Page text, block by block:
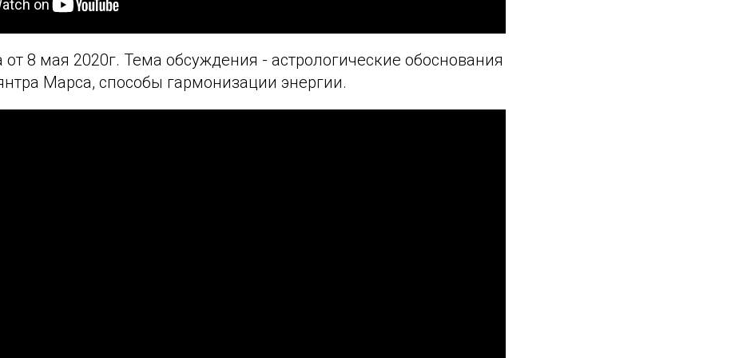
8 мая 2020г. Тема обсуждения - астрологические обоснования
Марса, способы гармонизации энергии.